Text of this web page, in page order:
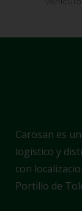
Carosan es
logístico y
con
Portillo de